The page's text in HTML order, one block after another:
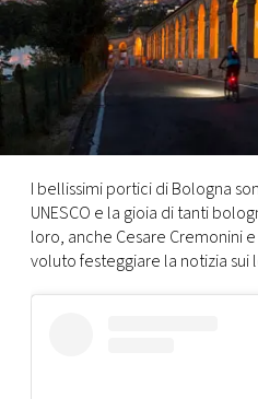
PRINCIPATO
DI
MONACO
RMC
CONSIGLIA
I bellissimi portici di Bologna
UNESCO e la gioia di tanti
loro, anche Cesare Cremonini
voluto festeggiare la notizia sui